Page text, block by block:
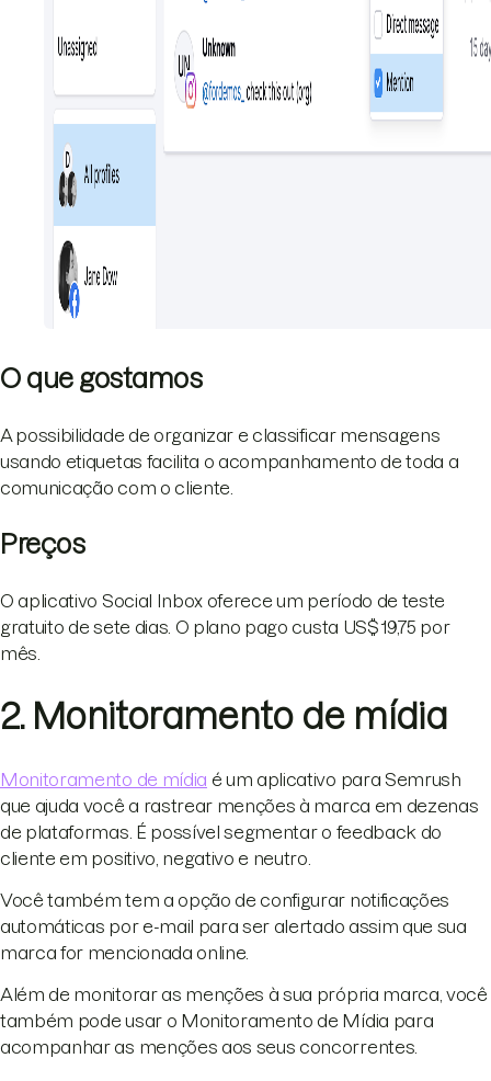
O que gostamos
A possibilidade de organizar e classificar mensagens
usando etiquetas facilita o acompanhamento de toda a
comunicação com o cliente.
Preços
O aplicativo Social Inbox oferece um período de teste
gratuito de sete dias. O plano pago custa US$ 19,75 por
mês.
2. Monitoramento de mídia
Monitoramento de mídia é um aplicativo para Semrush
que ajuda você a rastrear menções à marca em dezenas
de plataformas. É possível segmentar o feedback do
cliente em positivo, negativo e neutro.
Você também tem a opção de configurar notificações
automáticas por e-mail para ser alertado assim que sua
marca for mencionada online.
Além de monitorar as menções à sua própria marca, você
também pode usar o Monitoramento de Mídia para
acompanhar as menções aos seus concorrentes.